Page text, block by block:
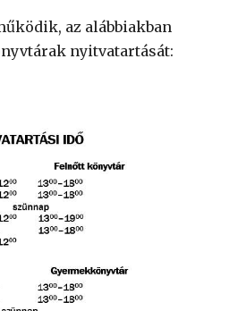
az alábbiakban
nyitvatartását: